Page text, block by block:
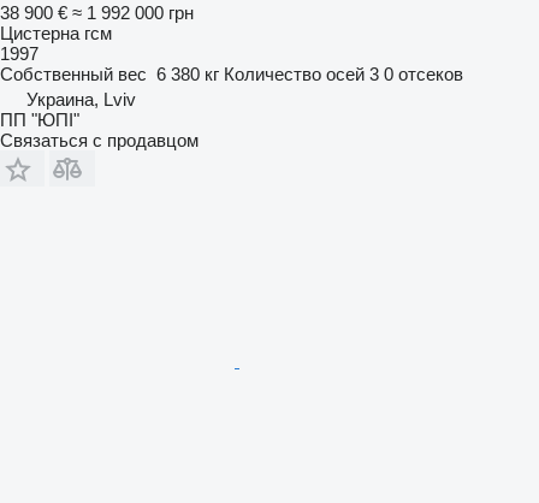
38 900 € ≈ 1 992 000 грн
Цистерна гсм
1997
Собственный вес 6 380 кг Количество осей 3 0 отсеков
Украина, Lviv
ПП "ЮПІ"
Связаться с продавцом